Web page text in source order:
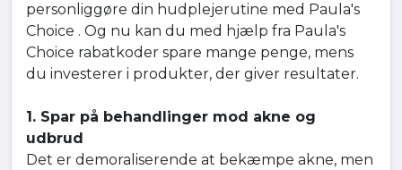
personliggøre din hudplejerutine med Paula's
Choice . Og nu kan du med hjælp fra Paula's
Choice rabatkoder spare mange penge, mens
du investerer i produkter, der giver resultater.
1. Spar på behandlinger mod akne og
udbrud
Det er demoraliserende at bekæmpe akne, men